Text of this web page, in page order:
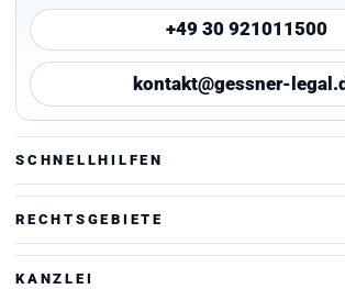
+49 30 921011500
kontakt@gessner-
SCHNELLHILFEN
RECHTSGEBIETE
KANZLEI